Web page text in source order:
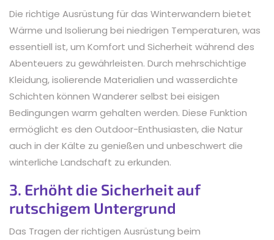
Die richtige Ausrüstung für das Winterwandern bietet
Wärme und Isolierung bei niedrigen Temperaturen, was
essentiell ist, um Komfort und Sicherheit während des
Abenteuers zu gewährleisten. Durch mehrschichtige
Kleidung, isolierende Materialien und wasserdichte
Schichten können Wanderer selbst bei eisigen
Bedingungen warm gehalten werden. Diese Funktion
ermöglicht es den Outdoor-Enthusiasten, die Natur
auch in der Kälte zu genießen und unbeschwert die
winterliche Landschaft zu erkunden.
3. Erhöht die Sicherheit auf
rutschigem Untergrund
Das Tragen der richtigen Ausrüstung beim